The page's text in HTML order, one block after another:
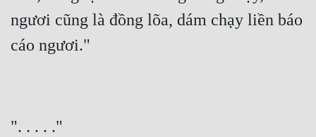
ngươi cũng là đồng lõa, dám chạy liền báo
cáo ngươi."
". . . . ."